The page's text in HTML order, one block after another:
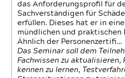
das Anforderungsprofil für
Sachverständigen für
erfüllen. Dieses hat er in
mündlichen und praktischen
Ähnlich der Personenzertifi…
Das Seminar soll dem
Fachwissen zu
kennen zu lernen,